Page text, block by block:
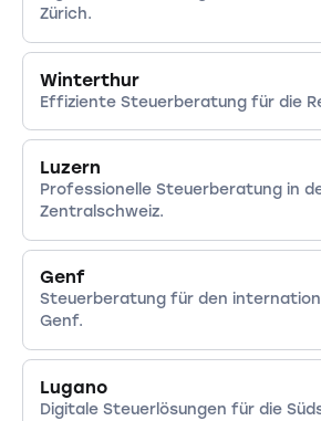
Zürich.
Winterthur
Effiziente Steuerberatung für die
Luzern
Professionelle Steuerberatung in
Zentralschweiz.
Genf
Steuerberatung für den
Genf.
Lugano
Digitale Steuerlösungen für die